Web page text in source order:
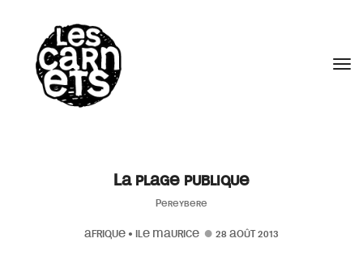
La plage publique
Pereybere
AFRIQUE • ILE MAURICE 28 AOÛT 2013